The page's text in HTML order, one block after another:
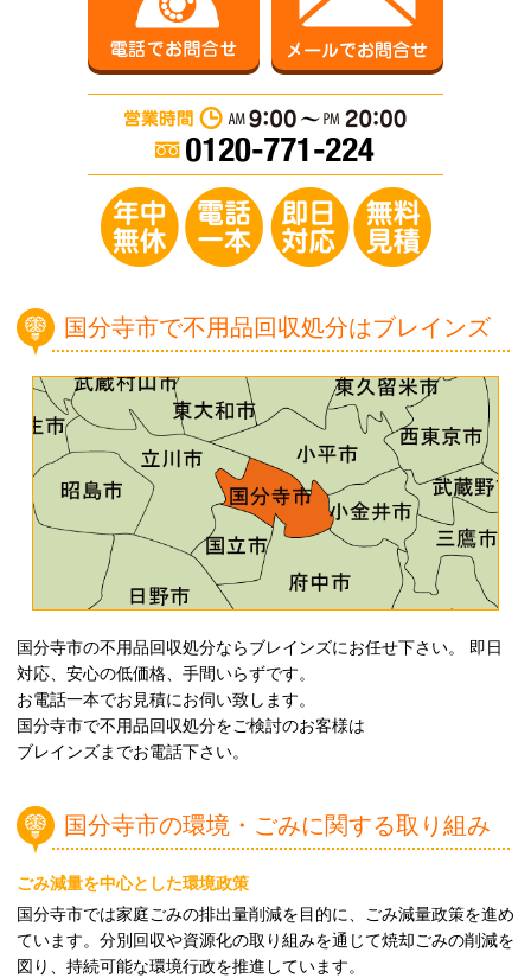
国分寺市で不用品回収処分はブレインズ
国分寺市の不用品回収処分ならブレインズにお任せ下さい。 即日
対応、安心の低価格、手間いらずです。
お電話一本でお見積にお伺い致します。
国分寺市で不用品回収処分をご検討のお客様は
ブレインズまでお電話下さい。
国分寺市の環境・ごみに関する取り組み
ごみ減量を中心とした環境政策
国分寺市では家庭ごみの排出量削減を目的に、ごみ減量政策を進め
ています。分別回収や資源化の取り組みを通じて焼却ごみの削減を
図り、持続可能な環境行政を推進しています。